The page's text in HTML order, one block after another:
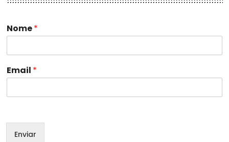
Nome*
*
*
Email *
Enviar